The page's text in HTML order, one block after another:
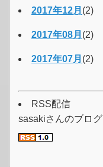
2017年12月 (2)
2017年08月 (2)
2017年07月 (2)
RSS配信
sasakiさんのブログ